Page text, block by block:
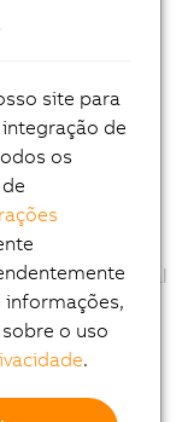
muita
alta
e
real estão
é a fieldbus
de I/O
fieldbus, a rede
de
essas
a expansão ideal
site para
de
os
informações,
o uso
.